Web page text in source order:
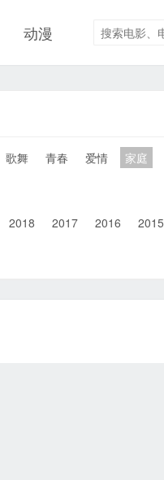
动漫
歌舞 青春 爱情 家庭
2018 2017 2016 2015